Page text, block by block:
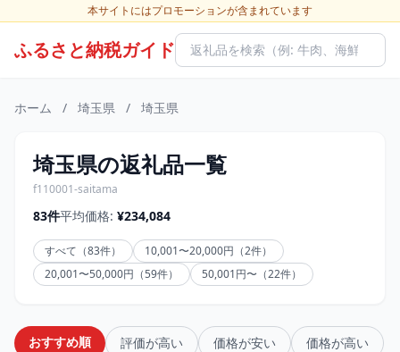
本サイトにはプロモーションが含まれています
ふるさと納税ガイド
ホーム / 埼玉県 / 埼玉県
埼玉県の返礼品一覧
f110001-saitama
83件平均価格: ¥234,084
すべて（83件）
10,001〜20,000円（2件）
20,001〜50,000円（59件）
50,001円〜（22件）
おすすめ順 評価が高い 価格が安い 価格が高い